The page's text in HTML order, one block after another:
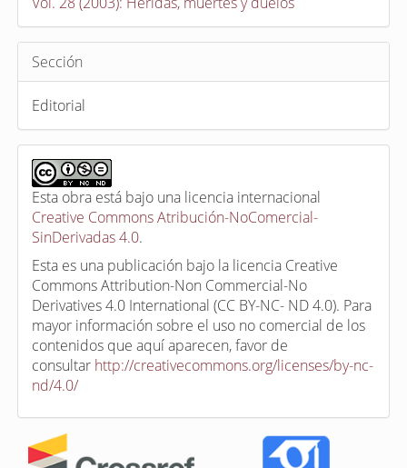
Sección
Editorial
Esta obra está bajo una licencia internacional
Creative Commons Atribución-NoComercial-
SinDerivadas 4.0.
Esta es una publicación bajo la licencia Creative
Commons Attribution-Non Commercial-No
Derivatives 4.0 International (CC BY-NC- ND 4.0). Para
mayor información sobre el uso no comercial de los
contenidos que aquí aparecen, favor de
consultar http://creativecommons.org/licenses/by-nc-
nd/4.0/